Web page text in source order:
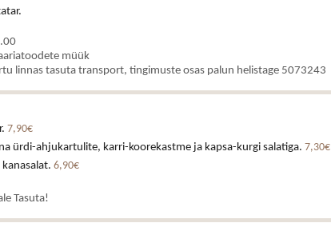
müük
linnas tasuta transport, tingimuste osas palun helistage 5073243
7,90€
ürdi-ahjukartulite, karri-koorekastme ja kapsa-kurgi salatiga. 7,30€
6,90€
Tasuta!